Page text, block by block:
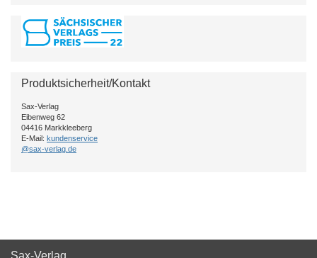
Produktsicherheit/Kontakt
Sax-Verlag
Eibenweg 62
04416 Markkleeberg
E-Mail: kundenservice
@sax-verlag.de
Sax-Verlag